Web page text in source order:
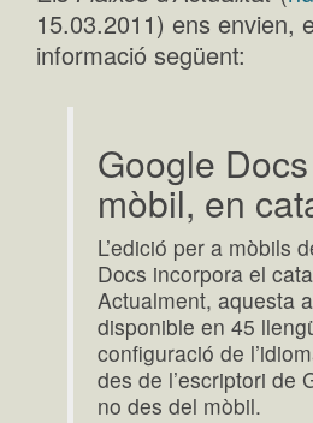
15.03.2011) ens envien,
informació següent:
Google
mòbil, en
L’edició per a mòbils
Docs incorpora el
Actualment, aquesta
disponible en 45
configuració de
des de l’escriptori de
no des del mòbil.